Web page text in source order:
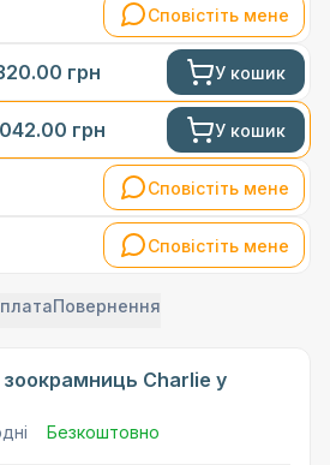
Сповістіть мене
грн У кошик
грн У кошик
Сповістіть мене
Сповістіть мене
Повернення
зоокрамниць Charlie у
Безкоштовно